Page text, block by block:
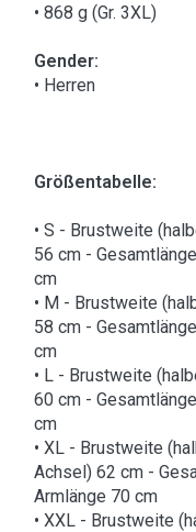
• 868 g (Gr. 3XL)
Gender:
• Herren
Größentabelle:
• S - Brustweite
56 cm -
cm
• M - Brustweite
58 cm -
cm
• L - Brustweite
60 cm -
cm
• XL - Brustweite
Achsel) 62 cm -
Armlänge 70 cm
• XXL - Brustweite